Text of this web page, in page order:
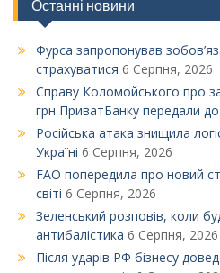
Останні новини
Фурса запропонував
страхуватися 6 Серпня, 2026
Справу Коломойського про
грн ПриватБанку передали
Російська атака знищила
Україні 6 Серпня, 2026
FAO попередила про новий
світі 6 Серпня, 2026
Зеленський розповів, коли
антибалістика 6 Серпня, 2026
Після ударів РФ бізнесу